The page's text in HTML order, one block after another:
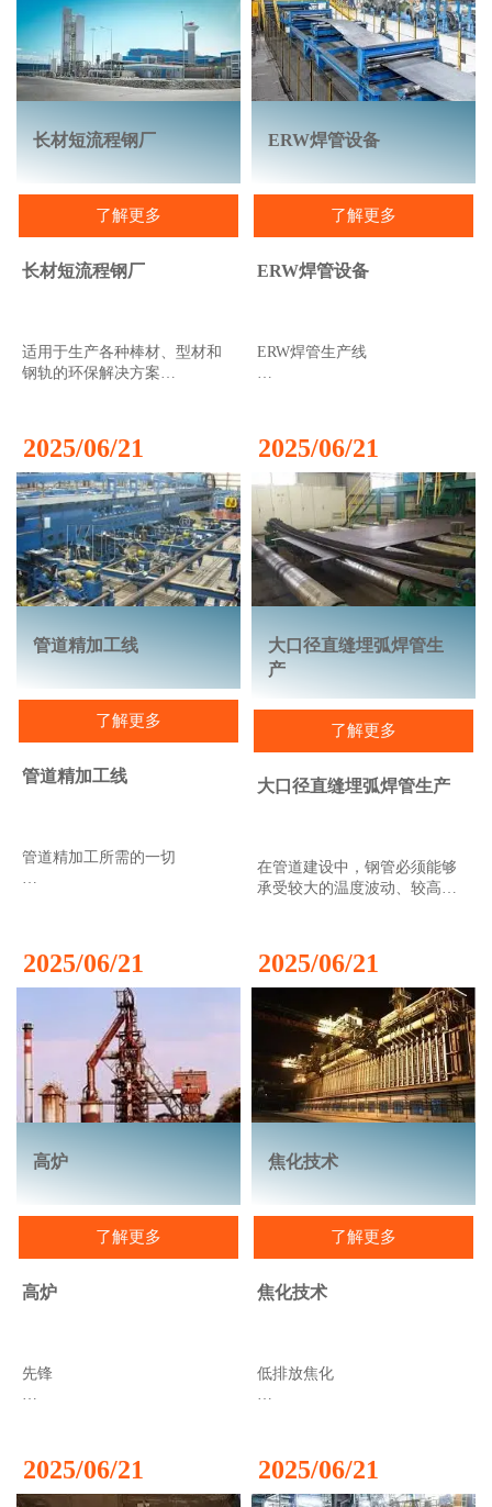
式“加工”管材。两个滚轮安装
在往复式框架上，其驱动齿轮
与两个固定齿条啮合；这使得
滚轮能够与往复式框架同步来
回旋转。框架由曲轴传动装置
的活塞一样。
于无法通过其他工艺（例如冷
拔）加工或难以加工的材料。
大的钢材产品（例如槽钢、角
钢、钢板桩、造船用钢和其他
特殊截面产品）的生产，大型
钢材生产线必不可少。它们可
以生产任何截面尺寸的型材产
速响应市场变化和客户需求。
高度高达1200毫米的H型钢产
的需求。
长材短流程钢厂
了解更多
长材短流程钢厂
适用于生产各种棒材、型材和
钢轨的环保解决方案
机时间。
坚固耐用的机械设备设计，结
合集成的工艺自动化系统，以
最低的生产成本实现最高的生
产效率。此外，最新的尖端技
术确保将排放降至最低。
化学能技术
烟气处理装置
ERW焊管设备
了解更多
ERW焊管设备
ERW焊管生产线
2025/06/21
管道精加工线
了解更多
管道精加工线
管道精加工所需的一切
用标准螺纹。为了确保这些品
生产线和单机设备，用于无缝
和焊接钢管的精加工。
2025/06/21
大口径直缝埋弧焊管生
产
了解更多
大口径直缝埋弧焊管生产
在管道建设中，钢管必须能够
承受较大的温度波动、较高的
管通常是最经济的解决方案。
这些钢管的直径范围为16英寸
至64英寸，管壁更厚。然而，
大口径钢管在建筑或海上项目
等其他行业也发挥着重要作
用。
2025/06/21
高炉
了解更多
高炉
先锋
料的知识和理解、工艺技术和
操作、控制和自动化、上下游
2025/06/21
焦化技术
了解更多
焦化技术
低排放焦化
标准的现代化焦化厂的设计和
供应。
2025/06/21 2025/06/21